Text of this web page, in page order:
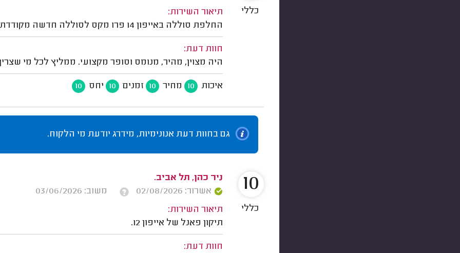
תיאור השירות:
החלפת סוללה באייפון 14 פרו מקס לסוללה חדשה מקודדת ללוח.
חוות דעת:
היה מצוין, מהיר, מנומס וסופר מקצועי. ממליץ לכל מי
איכות 10 מחיר 10 זמנים 10 יחס 10
כללי
גם בחוות דעת אנונימיות, מידרג יודעת מי הלקוח.
ניר כהן, תל אביב.
אשרור: 02/08/2026
משוב: 03/06/2026
תיאור השירות:
תיקון פאנל של אייפון 12.
חוות דעת:
10
כללי